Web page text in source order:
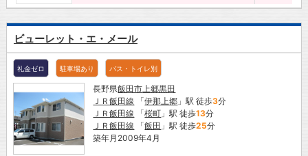
ビューレット・エ・メール
礼金ゼロ 駐車場あり バス・トイレ別
長野県飯田市 上郷黒田
ＪＲ飯田線 「伊那上郷 」駅 徒歩3分
ＪＲ飯田線 「桜町 」駅 徒歩13分
ＪＲ飯田線 「飯田 」駅 徒歩25分
築年月2009年4月